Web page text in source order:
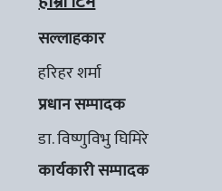
सल्लाहकार
हरिहर शर्मा
प्रधान सम्पादक
डा. विष्णुविभु घिमिरे
कार्यकारी सम्पादक